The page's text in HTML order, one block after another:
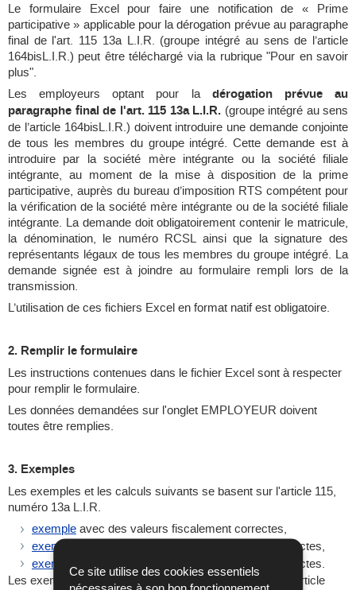
Ce site utilise des cookies essentiels
Le formulaire Excel pour faire une notification de « Prime
participative » applicable pour la dérogation prévue au paragraphe
final de l'art. 115 13a L.I.R. (groupe intégré au sens de l’article
164bisL.I.R.) peut être téléchargé via la rubrique "Pour en savoir
plus".
Les employeurs optant pour la dérogation prévue au
paragraphe final de l'art. 115 13a L.I.R. (groupe intégré au sens
de l’article 164bisL.I.R.) doivent introduire une demande conjointe
de tous les membres du groupe intégré. Cette demande est à
introduire par la société mère intégrante ou la société filiale
intégrante, au moment de la mise à disposition de la prime
participative, auprès du bureau d’imposition RTS compétent pour
la vérification de la société mère intégrante ou de la société filiale
intégrante. La demande doit obligatoirement contenir le matricule,
la dénomination, le numéro RCSL ainsi que la signature des
représentants légaux de tous les membres du groupe intégré. La
demande signée est à joindre au formulaire rempli lors de la
transmission.
L’utilisation de ces fichiers Excel en format natif est obligatoire.
2. Remplir le formulaire
Les instructions contenues dans le fichier Excel sont à respecter
pour remplir le formulaire.
Les données demandées sur l'onglet EMPLOYEUR doivent
toutes être remplies.
3. Exemples
Les exemples et les calculs suivants se basent sur l'article 115,
numéro 13a L.I.R.
exemple avec des valeurs fiscalement correctes,
exemple #1
avec des valeurs fiscalement non correctes,
exemple #2
avec des valeurs fiscalement non correctes.
Les exemples et les calculs y contenus se basent sur l'article